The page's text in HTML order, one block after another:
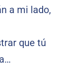
a mi lado,
que tú